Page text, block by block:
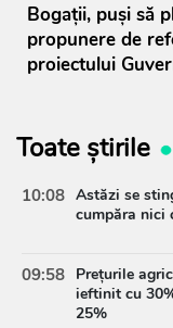
Bogații, puși să
propunere de
proiectului
Toate știrile
10:08 Astăzi se
cumpăra nici
09:58 Prețurile
ieftinit cu
25%